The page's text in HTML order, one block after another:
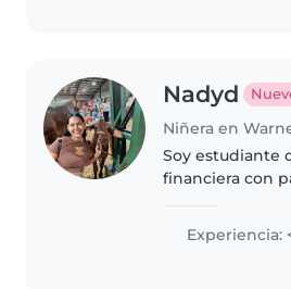
los niños.... se
Nadyd
Niñera en
Soy estudiante
financiera con
responsable,
paciente. Me
Experiencia: